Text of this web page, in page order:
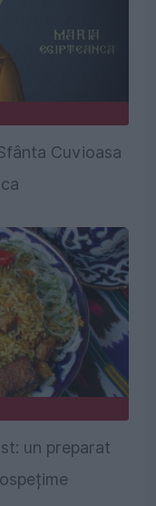
Cuvioasa
un preparat